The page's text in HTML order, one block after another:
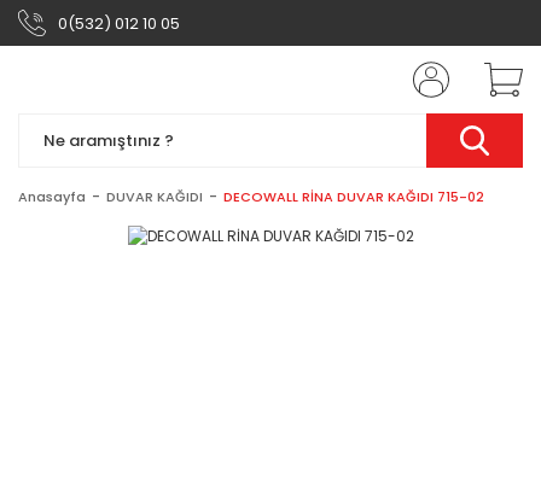
0(532) 012 10 05
Anasayfa DUVAR KAĞIDI DECOWALL RİNA DUVAR KAĞIDI 715-02